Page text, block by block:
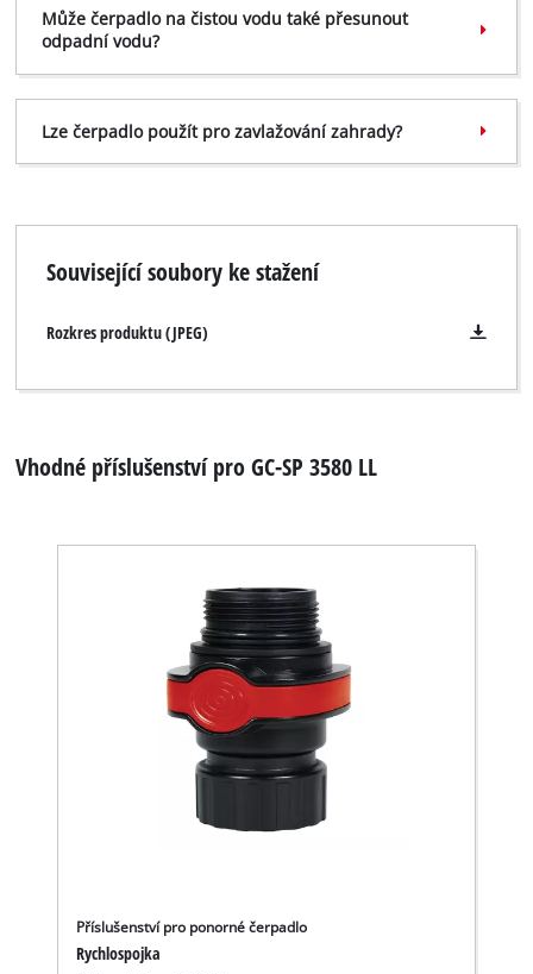
the site with their CMP to add this content
Powered byUsercentrics Consent
Management Platform
Může čerpadlo na čistou vodu také přesunout
odpadní vodu?
Lze čerpadlo použít pro zavlažování zahrady?
Související soubory ke stažení
Rozkres produktu (JPEG)
Vhodné příslušenství pro GC-SP 3580 LL
Příslušenství pro ponorné čerpadlo
Rychlospojka